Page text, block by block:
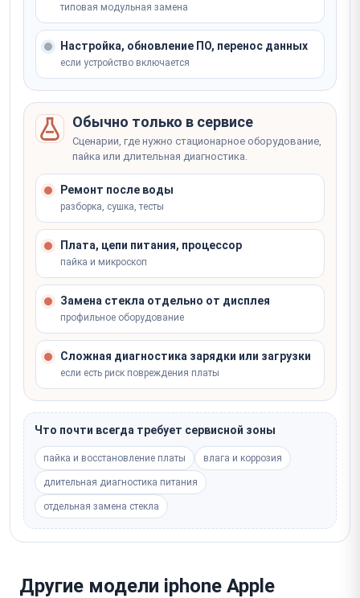
типовая модульная замена
Настройка, обновление ПО, перенос данных
если устройство включается
Обычно только в сервисе
Сценарии, где нужно стационарное оборудование,
пайка или длительная диагностика.
Ремонт после воды
разборка, сушка, тесты
Плата, цепи питания, процессор
пайка и микроскоп
Замена стекла отдельно от дисплея
профильное оборудование
Сложная диагностика зарядки или загрузки
если есть риск повреждения платы
Что почти всегда требует сервисной зоны
пайка и восстановление платы влага и коррозия
длительная диагностика питания
отдельная замена стекла
Другие модели iphone Apple